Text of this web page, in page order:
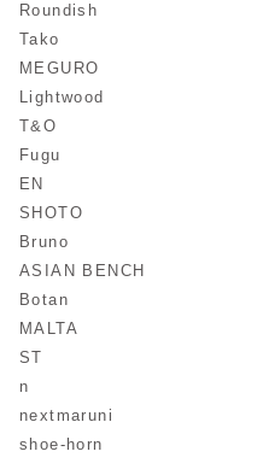
Roundish
Tako
MEGURO
Lightwood
T&O
Fugu
EN
SHOTO
Bruno
ASIAN BENCH
Botan
MALTA
ST
n
nextmaruni
shoe-horn